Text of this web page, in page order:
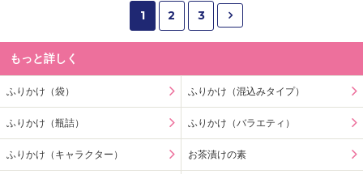
1 2 3
もっと詳しく
ふりかけ（袋） ふりかけ（混込みタイプ）
ふりかけ（瓶詰） ふりかけ（バラエティ）
ふりかけ（キャラクター） お茶漬けの素